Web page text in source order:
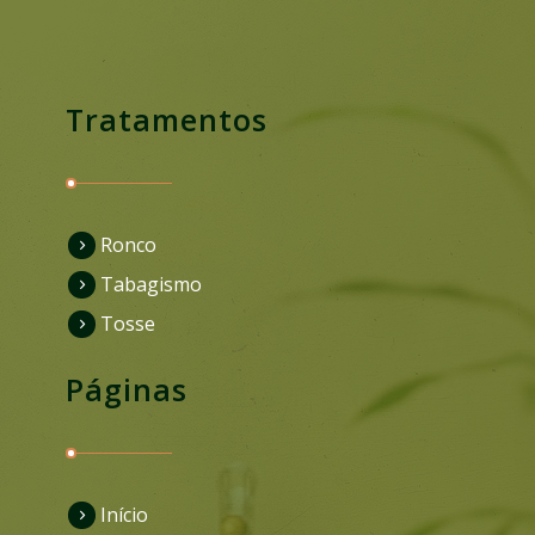
Tratamentos
Ronco
Tabagismo
Tosse
Páginas
Início